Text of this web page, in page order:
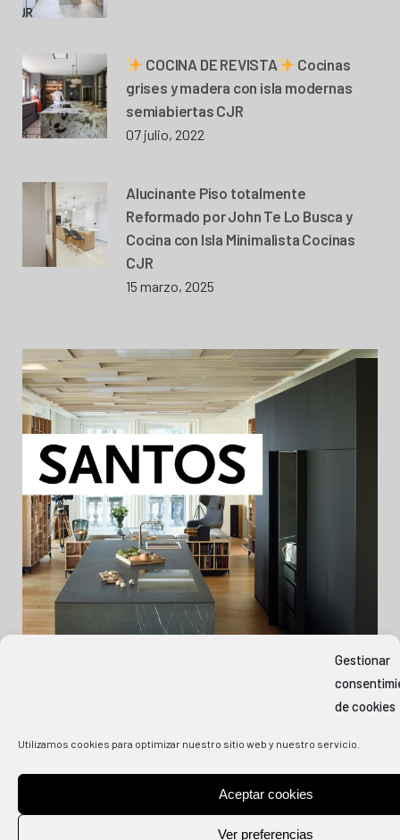
Gestionar
de cookies
Utilizamos cookies para optimizar nuestro sitio web y nuestro servicio.
Aceptar cookies
Ver preferencias
COCINA DE REVISTA
Cocinas
grises y madera con isla modernas
semiabiertas CJR
07 julio, 2022
Alucinante Piso totalmente
Reformado por John Te Lo Busca y
Cocina con Isla Minimalista Cocinas
CJR
15 marzo, 2025
INDOSMEDIA.